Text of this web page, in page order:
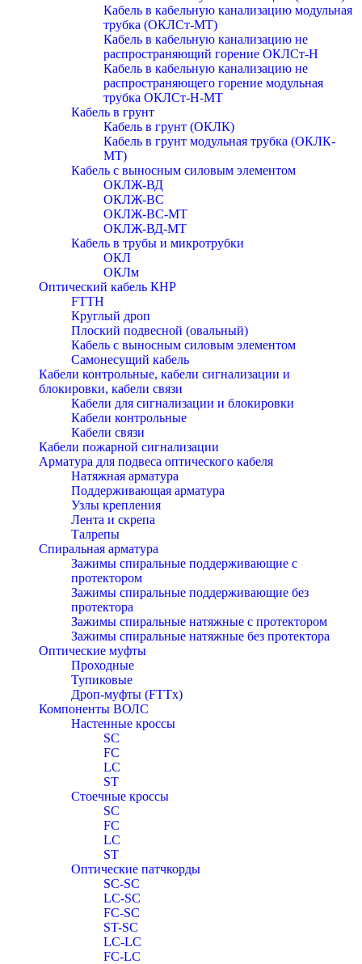
Кабель в кабельную канализацию модульная
трубка (ОКЛСт-МТ)
Кабель в кабельную канализацию не
распространяющий горение ОКЛСт-Н
Кабель в кабельную канализацию не
распространяющего горение модульная
трубка ОКЛСт-Н-МТ
Кабель в грунт
Кабель в грунт (ОКЛК)
Кабель в грунт модульная трубка (ОКЛК-
МТ)
Кабель с выносным силовым элементом
ОКЛЖ-ВД
ОКЛЖ-ВС
ОКЛЖ-ВС-МТ
ОКЛЖ-ВД-МТ
Кабель в трубы и микротрубки
ОКЛ
ОКЛм
Оптический кабель КНР
FTTH
Круглый дроп
Плоский подвесной (овальный)
Кабель с выносным силовым элементом
Самонесущий кабель
Кабели контрольные, кабели сигнализации и
блокировки, кабели связи
Кабели для сигнализации и блокировки
Кабели контрольные
Кабели связи
Кабели пожарной сигнализации
Арматура для подвеса оптического кабеля
Натяжная арматура
Поддерживающая арматура
Узлы крепления
Лента и скрепа
Талрепы
Спиральная арматура
Зажимы спиральные поддерживающие с
протектором
Зажимы спиральные поддерживающие без
протектора
Зажимы спиральные натяжные с протектором
Зажимы спиральные натяжные без протектора
Оптические муфты
Проходные
Тупиковые
Дроп-муфты (FTTx)
Компоненты ВОЛС
Настенные кроссы
SC
FC
LC
ST
Стоечные кроссы
SC
FC
LC
ST
Оптические патчкорды
SC-SC
LC-SC
FC-SC
ST-SC
LC-LC
FC-LC